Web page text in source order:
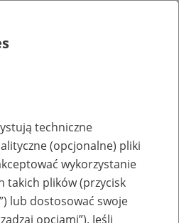
techniczne
(opcjonalne) pliki
wykorzystanie
takich plików (przycisk
lub dostosować swoje
opcjami”). Jeśli